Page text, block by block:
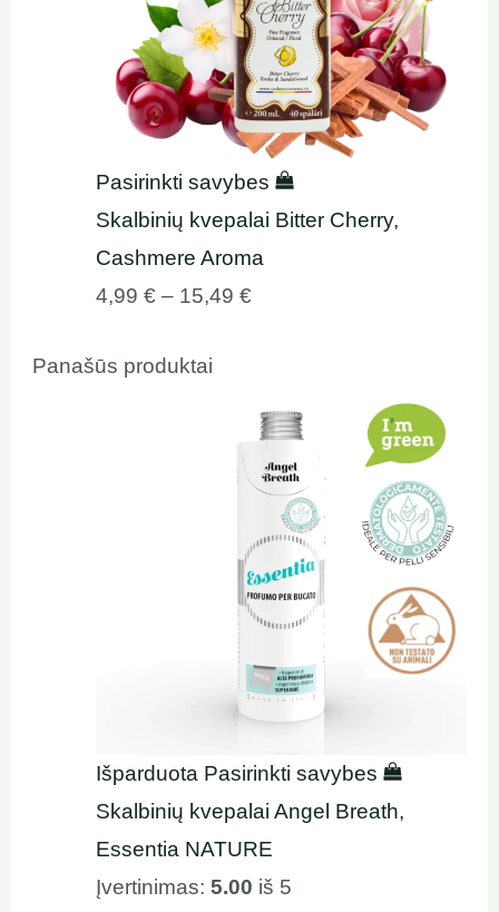
Pasirinkti savybes
Skalbinių kvepalai Bitter Cherry,
Cashmere Aroma
4,99€ – 15,49€
Panašūs produktai
Išparduota Pasirinkti savybes
Skalbinių kvepalai Angel Breath,
Essentia NATURE
Įvertinimas:5.00 iš 5